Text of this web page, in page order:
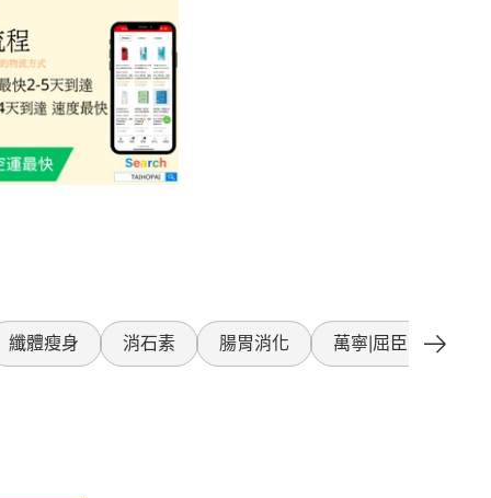
纖體瘦身 消石素 腸胃消化 萬寧|屈臣氏產品